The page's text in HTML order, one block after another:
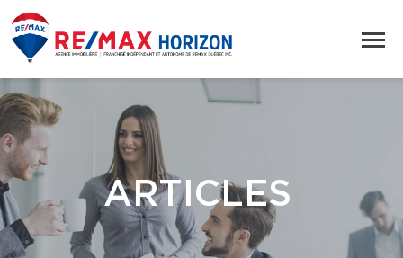
ARTICLES